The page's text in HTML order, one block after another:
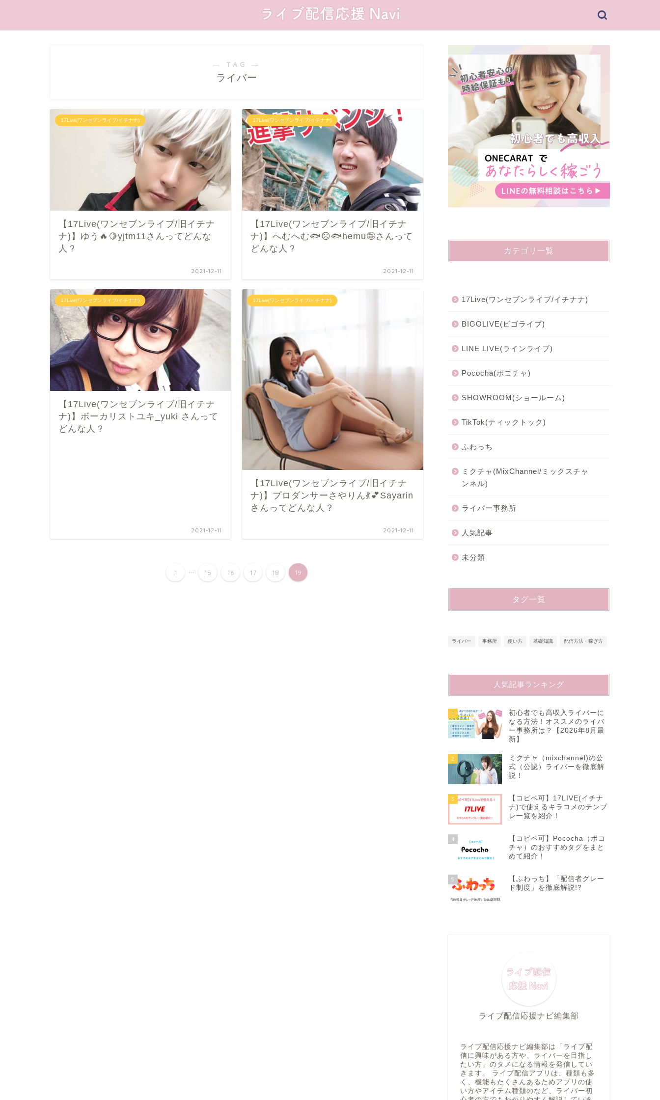
― TAG ―
ライバー
17Live(ワンセブンライブ/イチナナ)
【17Live(ワンセブンライブ/旧イチナ
ナ)】ゆう🔥🍋yjtm11さんってどんな
人？
2021-12-11
17Live(ワンセブンライブ/イチナナ)
【17Live(ワンセブンライブ/旧イチナ
ナ)】へむへむ🐟☹🐟hemu🤪さんって
どんな人？
2021-12-11
17Live(ワンセブンライブ/イチナナ)
【17Live(ワンセブンライブ/旧イチナ
ナ)】ボーカリストユキ_yuki さんって
どんな人？
2021-12-11
17Live(ワンセブンライブ/イチナナ)
【17Live(ワンセブンライブ/旧イチナ
ナ)】プロダンサーさやりん💃💕Sayarin
さんってどんな人？
2021-12-11
1 ... 15 16 17 18 19
カテゴリ一覧
17Live(ワンセブンライブ/イチナナ)
BIGOLIVE(ビゴライブ)
LINE LIVE(ラインライブ)
Pococha(ポコチャ)
SHOWROOM(ショールーム)
TikTok(ティックトック)
ふわっち
ミクチャ(MixChannel/ミックスチャ
ンネル)
ライバー事務所
人気記事
未分類
タグ一覧
ライバー 事務所 使い方 基礎知識 配信方法・稼ぎ方
人気記事ランキング
1
初心者でも高収入ライバーに
なる方法！オススメのライバ
ー事務所は？【2026年8月最
新】
2
ミクチャ（mixchannel)の公
式（公認）ライバーを徹底解
説！
3
【コピペ可】17LIVE(イチナ
ナ)で使えるキラコメのテンプ
レ一覧を紹介！
4
【コピペ可】Pococha（ポコ
チャ）のおすすめタグをまと
めて紹介！
5
【ふわっち】「配信者グレー
ド制度」を徹底解説!?
ライブ配信応援ナビ編集部
ライブ配信応援ナビ編集部は「ライブ配
信に興味がある方や、ライバーを目指し
たい方」のタメになる情報を発信してい
きます。 ライブ配信アプリは、種類も多
く、機能もたくさんあるためアプリの使
い方やアイテム種類のなど、ライバー初